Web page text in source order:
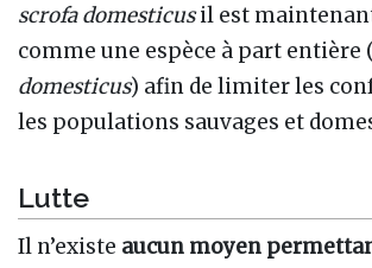
scrofa domesticusil est
comme une espèce à part entière (
domesticus) afin de limiter les
les populations sauvages et
Lutte
Il n’existe aucun moyen